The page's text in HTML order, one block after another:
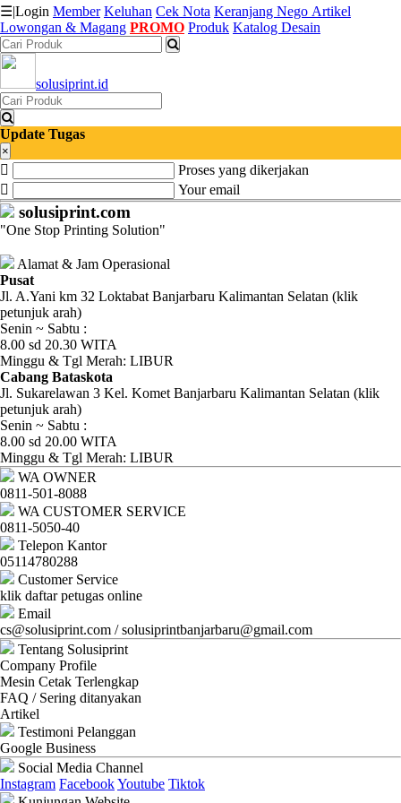
Katalog
Produk
Petugas
Riwayat
Transaksi
Tagihan
Berjalan
Pembayaran
Pendapatan
Fee
Ganti
Password
Logout
☰|Login Member Keluhan Cek Nota Keranjang Nego Artikel
Lowongan & Magang PROMO Produk Katalog Desain
solusiprint.id
Update Tugas
×
Proses yang dikerjakan
Your email
solusiprint.com
"One Stop Printing Solution"
Alamat & Jam Operasional
Pusat
Jl. A.Yani km 32 Loktabat Banjarbaru Kalimantan Selatan (klik
petunjuk arah)
Senin ~ Sabtu :
8.00 sd 20.30 WITA
Minggu & Tgl Merah: LIBUR
Cabang Bataskota
Jl. Sukarelawan 3 Kel. Komet Banjarbaru Kalimantan Selatan (klik
petunjuk arah)
Senin ~ Sabtu :
8.00 sd 20.00 WITA
Minggu & Tgl Merah: LIBUR
WA OWNER
0811-501-8088
WA CUSTOMER SERVICE
0811-5050-40
Telepon Kantor
05114780288
Customer Service
klik daftar petugas online
Email
cs@solusiprint.com / solusiprintbanjarbaru@gmail.com
Tentang Solusiprint
Company Profile
Mesin Cetak Terlengkap
FAQ / Sering ditanyakan
Artikel
Testimoni Pelanggan
Google Business
Social Media Channel
Instagram FacebookYoutube Tiktok